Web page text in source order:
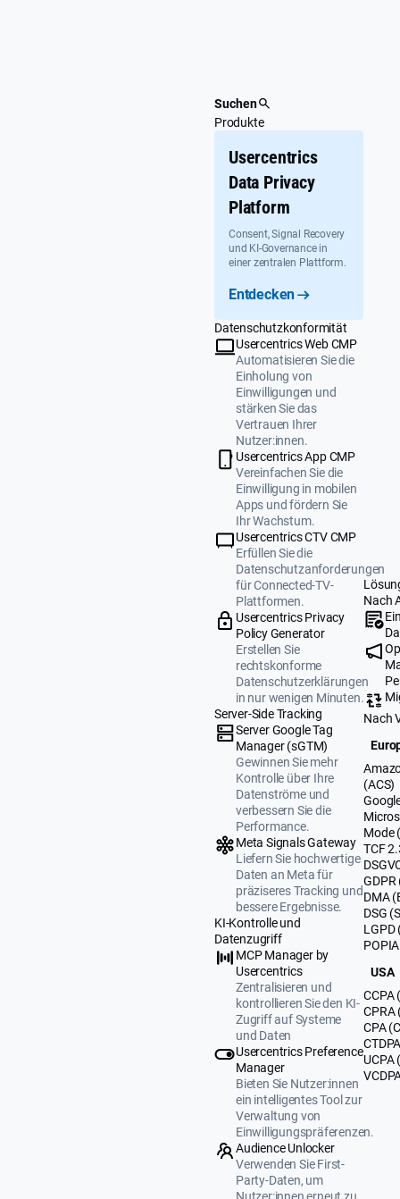
Suchen
Produkte
Usercentrics
Data Privacy
Platform
Consent, Signal Recovery
und KI-Governance in
einer zentralen Plattform.
Entdecken
Datenschutzkonformität
Usercentrics Web CMP
Automatisieren Sie die
Einholung von
Einwilligungen und
stärken Sie das
Vertrauen Ihrer
Nutzer:innen.
Usercentrics App CMP
Vereinfachen Sie die
Einwilligung in mobilen
Apps und fördern Sie
Ihr Wachstum.
Usercentrics CTV CMP
Erfüllen Sie die
Datenschutzanforderungen
für Connected-TV-
Plattformen.
Usercentrics Privacy
Policy Generator
Erstellen Sie
rechtskonforme
Datenschutzerklärungen
in nur wenigen Minuten.
Server-Side Tracking
Server Google Tag
Manager (sGTM)
Gewinnen Sie mehr
Kontrolle über Ihre
Datenströme und
verbessern Sie die
Performance.
Meta Signals Gateway
Liefern Sie hochwertige
Daten an Meta für
präziseres Tracking und
bessere Ergebnisse.
KI-Kontrolle und
Datenzugriff
MCP Manager by
Usercentrics
Zentralisieren und
kontrollieren Sie den KI-
Zugriff auf Systeme
und Daten
Usercentrics Preference
Manager
Bieten Sie Nutzer:innen
ein intelligentes Tool zur
Verwaltung von
Einwilligungspräferenzen.
Audience Unlocker
Verwenden Sie First-
Party-Daten, um
Nach
Nach
(ACS)
Mode
TCF
GDPR
DMA
DSG
LGPD
USA
CCPA
CPRA
CPA
UCPA